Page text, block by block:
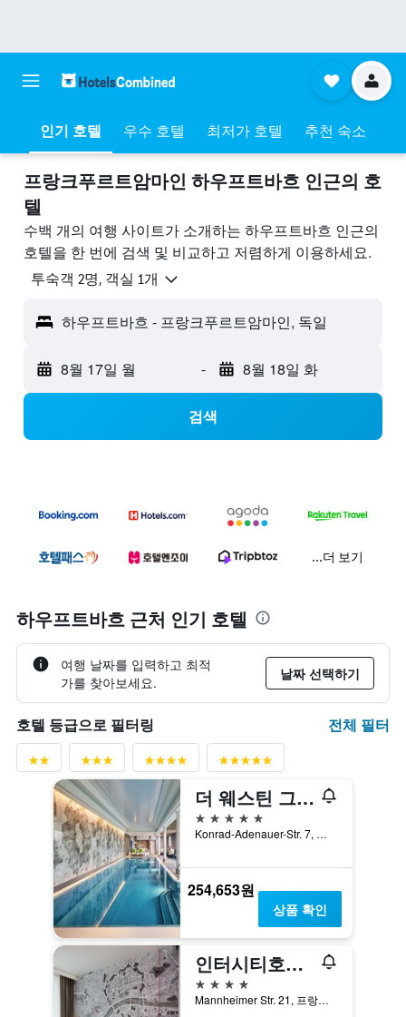
인기 호텔 우수 호텔 최저가 호텔 추천 숙소
프랑크푸르트암마인 하우프트바흐 ​인근의 호
텔
수백 개의 여행 사이트가 소개하는 하우프트바흐 인근의
호텔을 한 번에 검색 및 비교하고 저렴하게 이용하세요.
​투숙객 2​명, ​객실 1개
하우프트바흐 - 프랑크푸르트암마인, 독일
8월 17일 월 - 8월 18일 화
검색
...더 보기
하우프트바흐 근처 인기 호텔
여행 날짜를 입력하고 최적
가를 찾아보세요.
날짜 선택하기
호텔 등급으로 필터링 전체 필터
더 웨스틴 그랜드 프랑크푸르트
5성급
Konrad-Adenauer-Str. 7, 프랑크푸르트암마인, 헤센, 독일
254,653원
상품 확인
인터시티호텔 프랑크푸르트 하우프트반호프 쥐트
4성급
Mannheimer Str. 21, 프랑크푸르트암마인, 헤센, 독일